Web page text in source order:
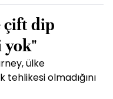
çift dip
ülke
olmadığını